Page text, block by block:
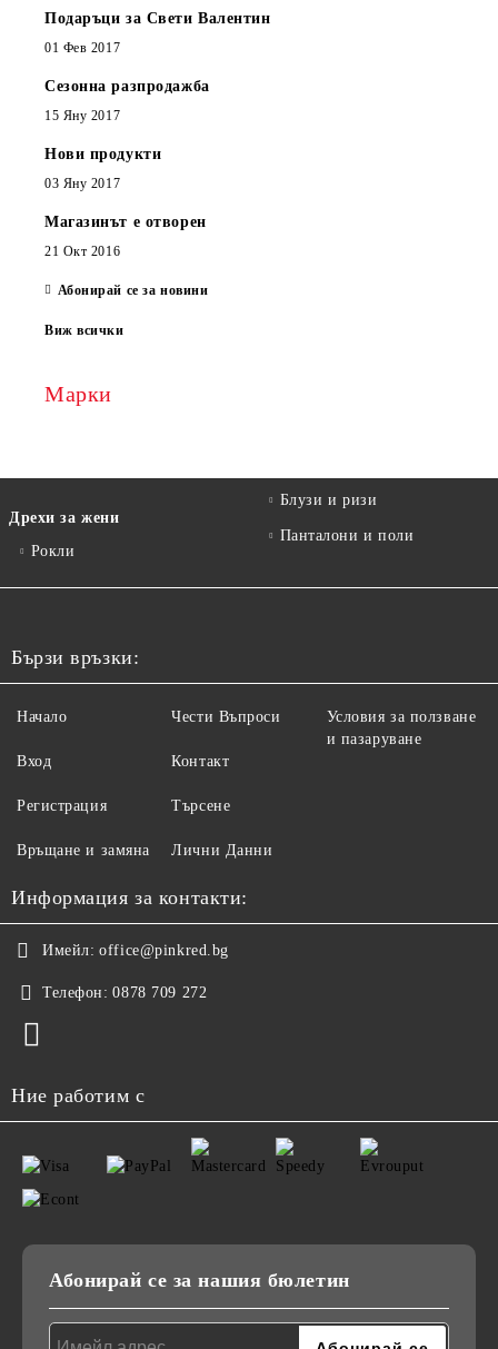
Подаръци за Свети Валентин
01 Фев 2017
Сезонна разпродажба
15 Яну 2017
Нови продукти
03 Яну 2017
Магазинът е отворен
21 Окт 2016
Абонирай се за новини
Виж всички
Марки
Дрехи за жени
Рокли
Блузи и ризи
Панталони и поли
Бързи връзки:
Начало
Вход
Регистрация
Връщане и замяна
Чести Въпроси
Контакт
Търсене
Лични Данни
Условия за ползване
и пазаруване
Информация за контакти:
Имейл: office@pinkred.bg
Телефон: 0878 709 272
Ние работим с
Абонирай се за нашия бюлетин